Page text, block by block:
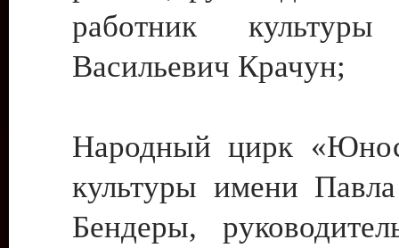
работник культуры
Васильевич Крачун;
Народный цирк
культуры имени
Бендеры,